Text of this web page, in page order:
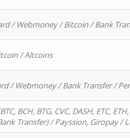
/ Webmoney / Bitcoin / Bank
/ Altcoins
/ Webmoney / Bank Transfer /
BCH, BTG, CVC, DASH, ETC,
Transfer) / Payssion, Giropay